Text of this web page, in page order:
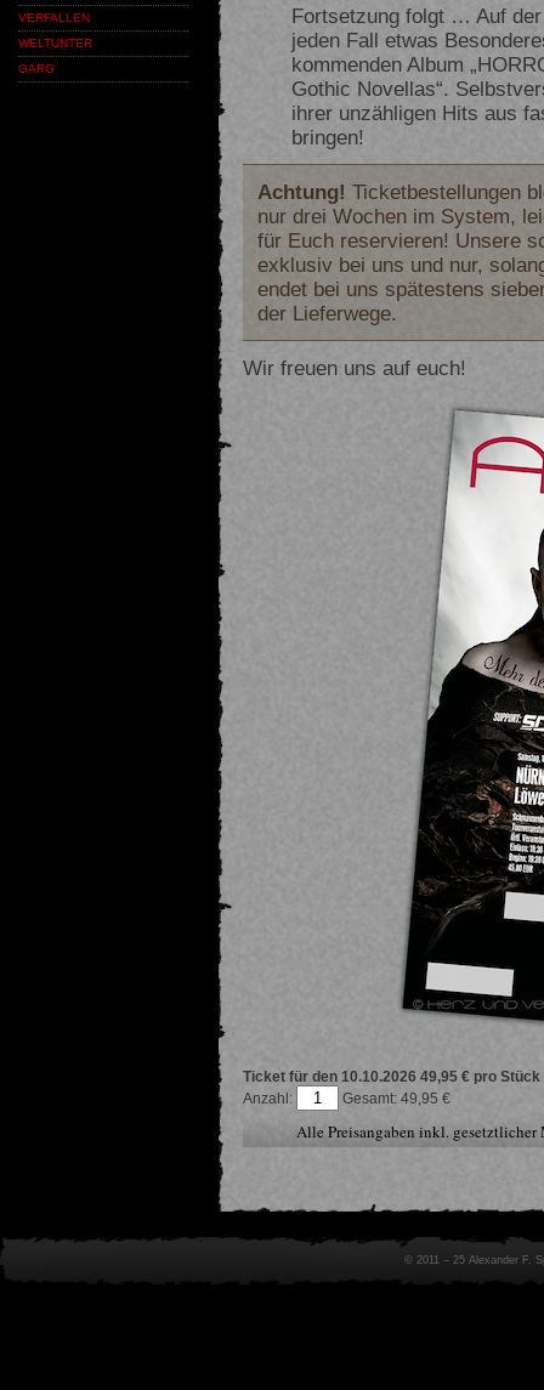
VERFALLEN
WELTUNTER
GARG
Fortsetzung folgt … Auf
jeden Fall etwas
kommenden Album
Gothic Novellas“.
ihrer unzähligen Hits aus
bringen!
Achtung! Ticketbestellungen
nur drei Wochen im System,
für Euch reservieren! Unsere
exklusiv bei uns und nur,
endet bei uns spätestens
der Lieferwege.
Wir freuen uns auf euch!
Ticket für den 10.10.2026 49,95 € pro Stück
Anzahl:
49,95
Alle Preisangaben inkl.
© 2011 – 25 Alexander F.